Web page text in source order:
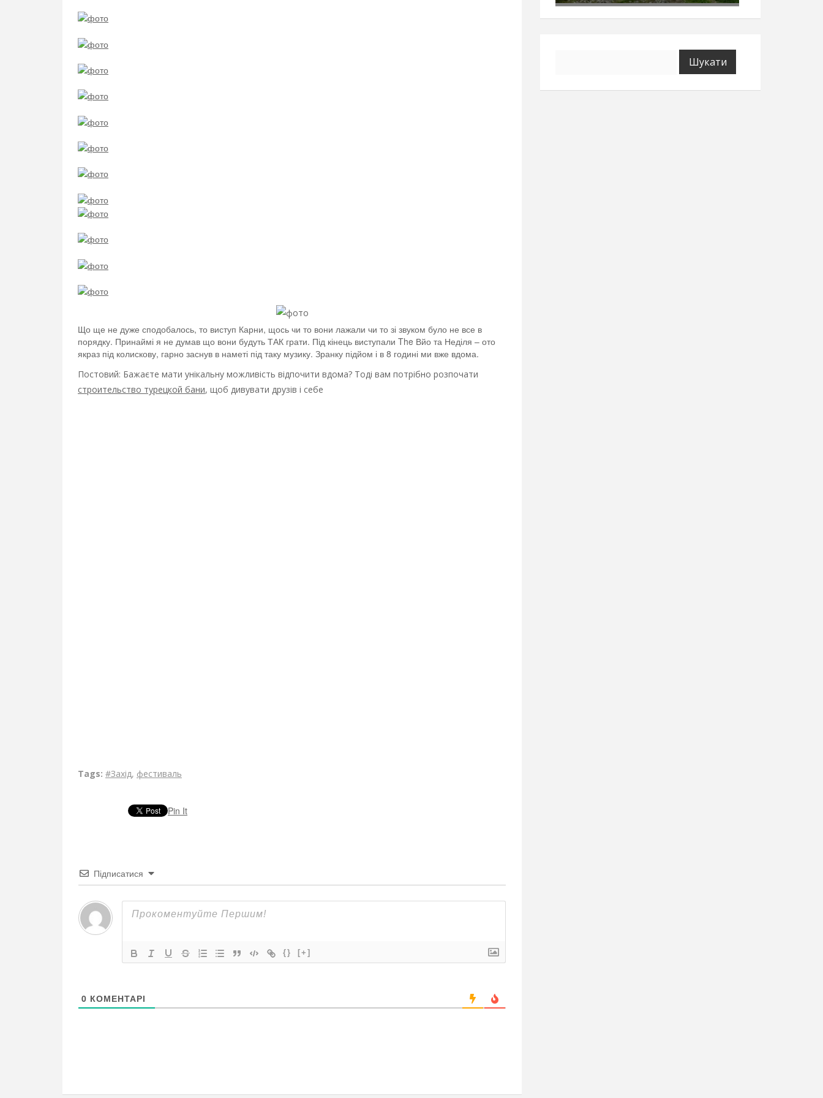
Що ще не дуже сподобалось, то виступ Карни, щось чи то вони лажали чи то зі звуком було не все в
порядку. Принаймі я не думав що вони будуть ТАК грати. Під кінець виступали The Вйо та Неділя – ото
якраз під колискову, гарно заснув в наметі під таку музику. Зранку підйом і в 8 годині ми вже вдома.
Постовий: Бажаєте мати унікальну можливість відпочити вдома? Тоді вам потрібно розпочати
строительство турецкой бани, щоб дивувати друзів і себе
Tags: #Захід, фестиваль
Pin It
Підписатися
{} [+]
0 КОМЕНТАРІ